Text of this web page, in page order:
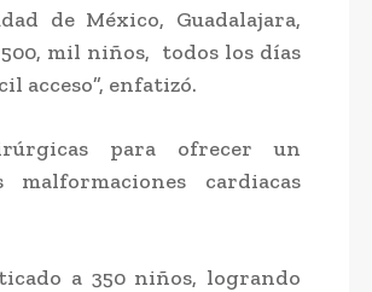
de México, Guadalajara,
mil niños, todos los días
acceso”, enfatizó.
para ofrecer un
cardiacas
a 350 niños, logrando